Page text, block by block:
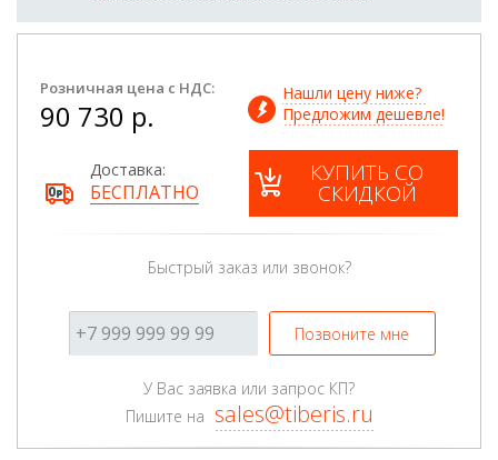
Розничная цена с НДС:
90 730 р.
Нашли цену ниже?
Предложим дешевле!
Доставка:
БЕСПЛАТНО
КУПИТЬ СО
СКИДКОЙ
Быстрый заказ или звонок?
Позвоните мне
У Вас заявка или запрос КП?
Пишите на sales@tiberis.ru